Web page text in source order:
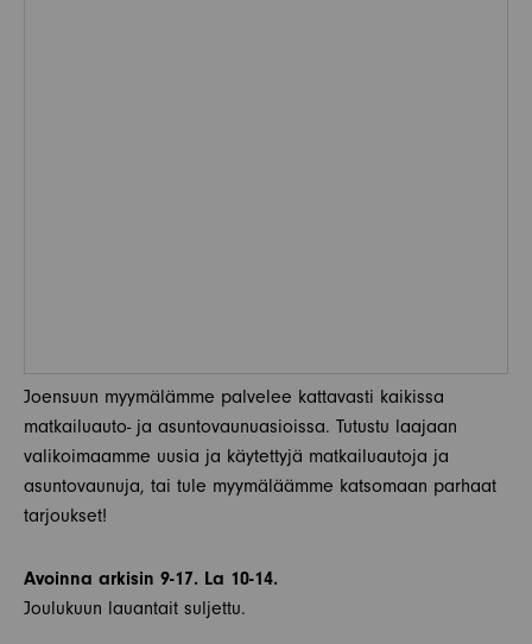
Joensuun myymälämme palvelee kattavasti kaikissa
matkailuauto- ja asuntovaunuasioissa. Tutustu laajaan
valikoimaamme uusia ja käytettyjä matkailuautoja ja
asuntovaunuja, tai tule myymäläämme katsomaan parhaat
tarjoukset!
Avoinna arkisin 9-17. La 10-14.
Joulukuun lauantait suljettu.